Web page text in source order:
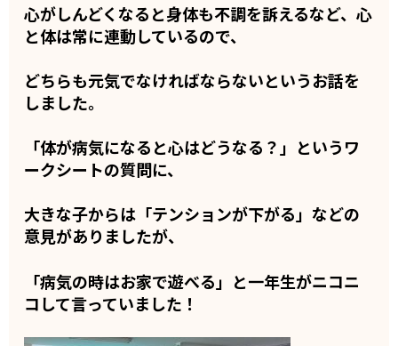
心がしんどくなると身体も不調を訴えるなど、心
と体は常に連動しているので、
どちらも元気でなければならないというお話を
しました。
「体が病気になると心はどうなる？」というワ
ークシートの質問に、
大きな子からは「テンションが下がる」などの
意見がありましたが、
「病気の時はお家で遊べる」と一年生がニコニ
コして言っていました！